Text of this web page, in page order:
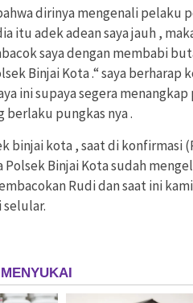
dirinya mengenali pelaku
itu adek adean saya jauh ,
saya dengan membabi
Binjai Kota .“ saya berharap
ini supaya segera
berlaku pungkas nya .
binjai kota , saat di konfirmasi
Polsek Binjai Kota sudah
Rudi dan saat ini